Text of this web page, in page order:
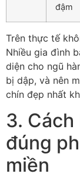
đậm
Trên thực tế
Nhiều gia đình
diện cho ngũ
bị dập, và nên
chín đẹp nhất
3. Cách
đúng
miền